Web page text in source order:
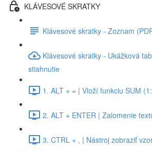
KLÁVESOVÉ SKRATKY
Klávesové skratky - Zoznam
Klávesové skratky - Ukážková
stiahnutie
1. ALT + = | Vloží funkciu SUM
2. ALT + ENTER | Zalomenie
3. CTRL + , | Nástroj zobraziť